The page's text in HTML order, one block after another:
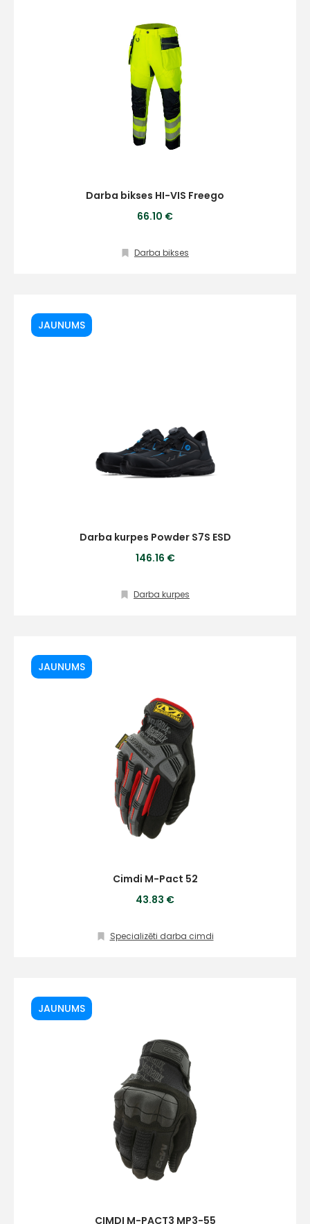
Darba bikses HI-VIS Freego
66.10 €
Darba bikses
JAUNUMS
Darba kurpes Powder S7S ESD
146.16 €
Darba kurpes
JAUNUMS
Cimdi M-Pact 52
43.83 €
Specializēti darba cimdi
JAUNUMS
CIMDI M-PACT3 MP3-55